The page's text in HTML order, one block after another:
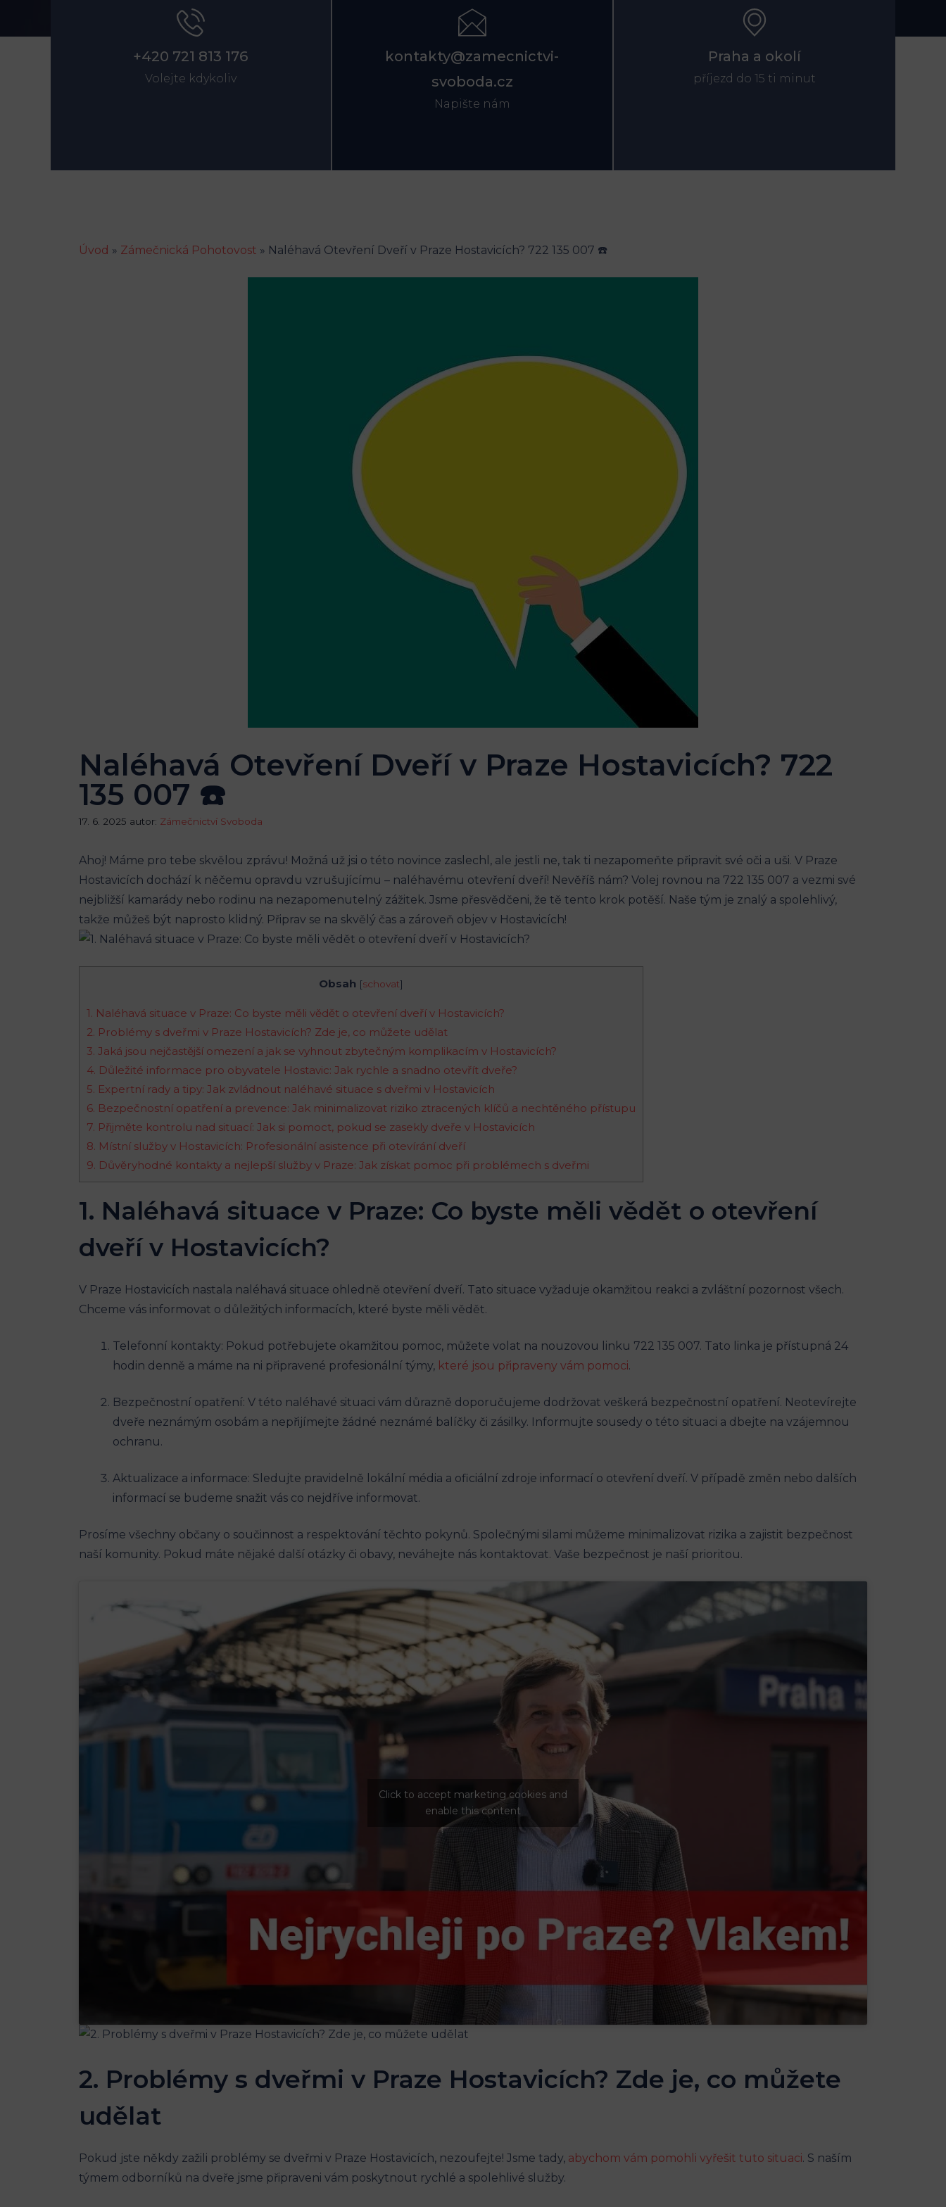
+420 721 813 176
Volejte kdykoliv
kontakty@zamecnictvi-
svoboda.cz
Napište nám
Praha a okolí
příjezd do 15 ti minut
Úvod » Zámečnická Pohotovost » Naléhavá Otevření Dveří v Praze Hostavicích? 722 135 007 ☎️
Naléhavá Otevření Dveří v Praze Hostavicích? 722
135 007 ☎️
17. 6. 2025 autor: Zámečnictví Svoboda
Ahoj! Máme pro tebe skvělou zprávu! Možná už jsi o této novince zaslechl, ale jestli ne, tak ti nezapomeňte připravit své oči a uši. V Praze
Hostavicích dochází k něčemu opravdu vzrušujícímu – naléhavému otevření dveří! Nevěříš nám? Volej rovnou na 722 135 007 a vezmi své
nejbližší kamarády nebo rodinu na nezapomenutelný zážitek. Jsme přesvědčeni, že tě tento krok potěší. Naše tým je znalý a spolehlivý,
takže můžeš být naprosto klidný. Připrav se na skvělý čas a zároveň objev v Hostavicích!
Obsah [schovat]
1. Naléhavá situace v Praze: Co byste měli vědět o otevření dveří v Hostavicích?
2. Problémy s dveřmi v Praze Hostavicích? Zde je, co můžete udělat
3. Jaká jsou nejčastější omezení a jak se vyhnout zbytečným komplikacím v Hostavicích?
4. Důležité informace pro obyvatele Hostavic: Jak rychle a snadno otevřít dveře?
5. Expertní rady a tipy: Jak zvládnout naléhavé situace s dveřmi v Hostavicích
6. Bezpečnostní opatření a prevence: Jak minimalizovat riziko ztracených klíčů a nechtěného přístupu
7. Přijměte kontrolu nad situací: Jak si pomoct, pokud se zasekly dveře v Hostavicích
8. Místní služby v Hostavicích: Profesionální asistence při otevírání dveří
9. Důvěryhodné kontakty a nejlepší služby v Praze: Jak získat pomoc při problémech s dveřmi
1. Naléhavá situace v Praze: Co byste měli vědět o otevření
dveří v Hostavicích?
V Praze Hostavicích nastala naléhavá situace ohledně otevření dveří. Tato situace vyžaduje okamžitou reakci a zvláštní pozornost všech.
Chceme vás informovat o důležitých informacích, které byste měli vědět.
Telefonní kontakty: Pokud potřebujete okamžitou pomoc, můžete volat na nouzovou linku 722 135 007. Tato linka je přístupná 24
hodin denně a máme na ni připravené profesionální týmy, které jsou připraveny vám pomoci.
Bezpečnostní opatření: V této naléhavé situaci vám důrazně doporučujeme dodržovat veškerá bezpečnostní opatření. Neotevírejte
dveře neznámým osobám a nepřijímejte žádné neznámé balíčky či zásilky. Informujte sousedy o této situaci a dbejte na vzájemnou
ochranu.
Aktualizace a informace: Sledujte pravidelně lokální média a oficiální zdroje informací o otevření dveří. V případě změn nebo dalších
informací se budeme snažit vás co nejdříve informovat.
Prosíme všechny občany o součinnost a respektování těchto pokynů. Společnými silami můžeme minimalizovat rizika a zajistit bezpečnost
naší komunity. Pokud máte nějaké další otázky či obavy, neváhejte nás kontaktovat. Vaše bezpečnost je naší prioritou.
Click to accept marketing cookies and
enable this content
2. Problémy s dveřmi v Praze Hostavicích? Zde je, co můžete
udělat
Pokud jste někdy zažili problémy se dveřmi v Praze Hostavicích, nezoufejte! Jsme tady, abychom vám pomohli vyřešit tuto situaci. S naším
týmem odborníků na dveře jsme připraveni vám poskytnout rychlé a spolehlivé služby.